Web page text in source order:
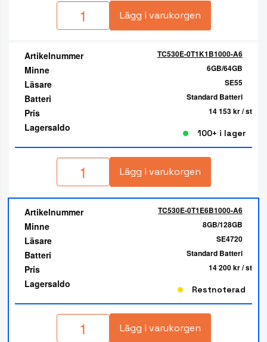
Lägg i varukorgen
Artikelnummer TC530E-0T1K1B1000-A6
Minne 6GB/64GB
Läsare SE55
Batteri Standard Batteri
Pris 14 153 kr/ st
Lagersaldo 100+ i lager
Lägg i varukorgen
Artikelnummer TC530E-0T1E6B1000-A6
Minne 8GB/128GB
Läsare SE4720
Batteri Standard Batteri
Pris 14 200 kr/ st
Lagersaldo Restnoterad
Lägg i varukorgen